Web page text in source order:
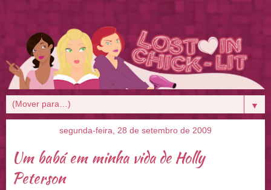
▼
segunda-feira, 28 de setembro de 2009
Um babá em minha vida de Holly
Peterson